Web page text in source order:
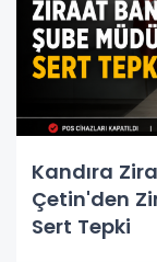
Kandıra
Çetin'den
Sert Tepki